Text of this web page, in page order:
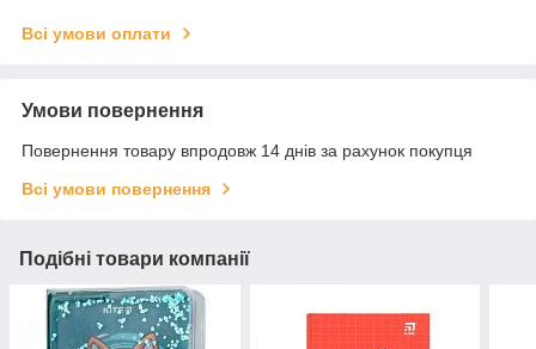
Всі умови оплати
Умови повернення
Повернення товару впродовж 14 днів за рахунок покупця
Всі умови повернення
Подібні товари компанії